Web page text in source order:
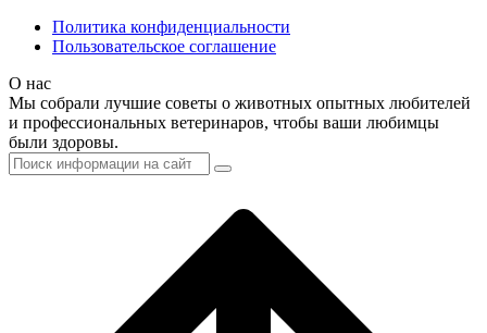
Политика конфиденциальности
Пользовательское соглашение
О нас
Мы собрали лучшие советы о животных опытных любителей
и профессиональных ветеринаров, чтобы ваши любимцы
были здоровы.